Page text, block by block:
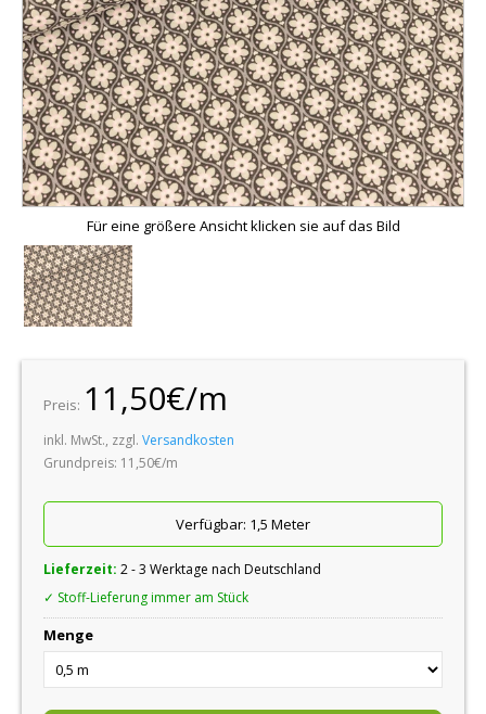
Für eine größere Ansicht klicken sie auf das Bild
Preis: 11,50€/m
inkl. MwSt., zzgl.Versandkosten
Grundpreis: 11,50€/m
Verfügbar: 1,5 Meter
Lieferzeit:2 - 3 Werktage nach Deutschland
✓ Stoff-Lieferung immer am Stück
Menge